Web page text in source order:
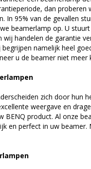
dan proberen
In 95% van de gevallen
beamerlamp op. U
wij handelen de garantie
begrijpen namelijk heel
u de beamer niet meer
zich door hun
weergave en
BENQ product. Al onze
en perfect in uw beamer.